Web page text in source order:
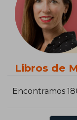
Libros de
Encontramos